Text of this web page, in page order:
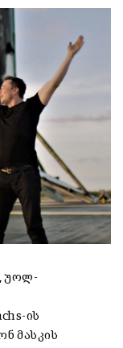
, უოლ-
ის
მასკის